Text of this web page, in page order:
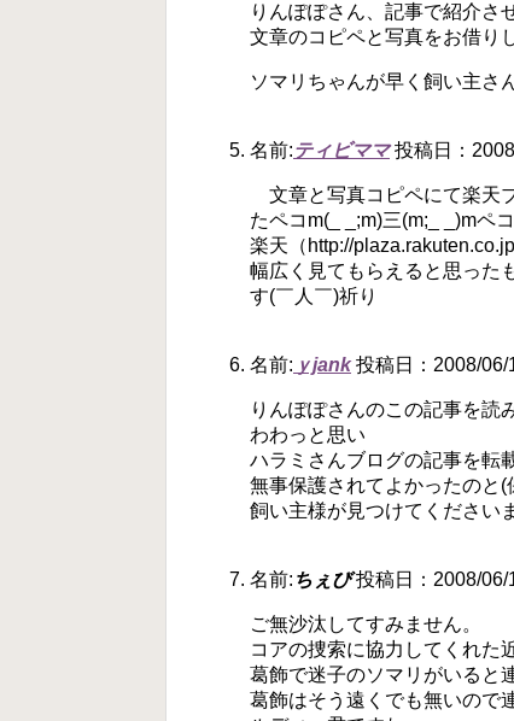
りんぽぽさん、記事で紹介さ
文章のコピペと写真をお借り
ソマリちゃんが早く飼い主さ
名前:ティビママ 投稿日：
文章と写真コピペにて楽天
たペコm(_ _;m)三(m;_ _)mペ
楽天（http://
幅広く見てもらえると思った
す(￣人￣)祈り
名前: ｙjank 投稿日：2008/06/
りんぽぽさんのこの記事を読
わわっと思い
ハラミさんブログの記事を転
無事保護されてよかったのと(
飼い主様が見つけてください
名前: ちぇび 投稿日：2008/06/
ご無沙汰してすみません。
コアの捜索に協力してくれた
葛飾で迷子のソマリがいると
葛飾はそう遠くでも無いので